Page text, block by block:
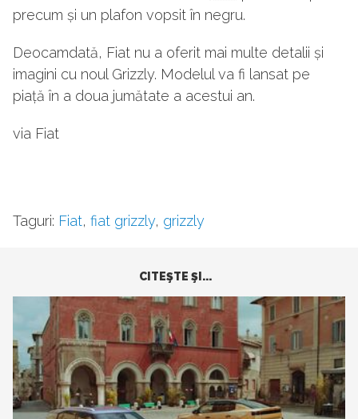
precum și un plafon vopsit în negru.
Deocamdată, Fiat nu a oferit mai multe detalii și
imagini cu noul Grizzly. Modelul va fi lansat pe
piață în a doua jumătate a acestui an.
via Fiat
Taguri: Fiat, fiat grizzly, grizzly
CITEŞTE ŞI...